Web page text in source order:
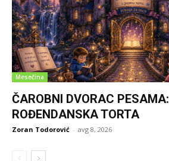
Mesečina
ČAROBNI DVORAC PESAMA:
ROĐENDANSKA TORTA
Zoran Todorović - avg 8, 2026